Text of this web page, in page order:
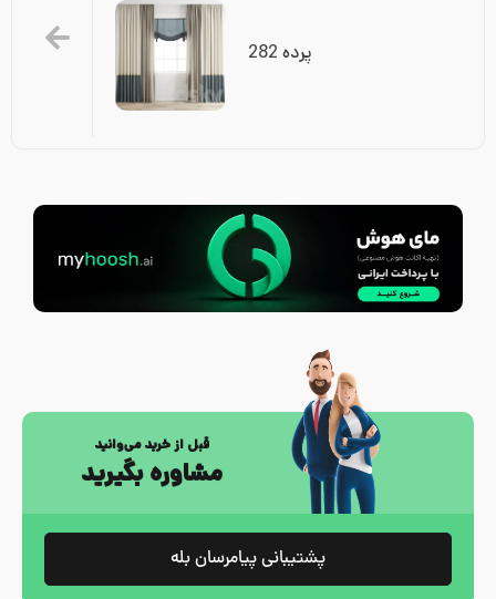
پرده 282
قبل از خرید می‌وانید
مشاوره بگیرید
پشتیبانی پیامرسان بله